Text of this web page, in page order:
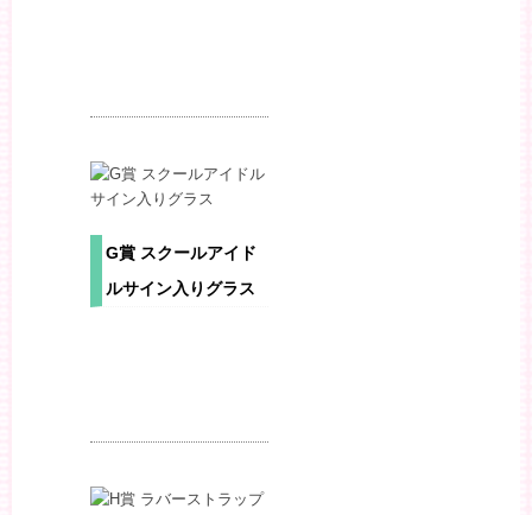
G賞 スクールアイド
ルサイン入りグラス